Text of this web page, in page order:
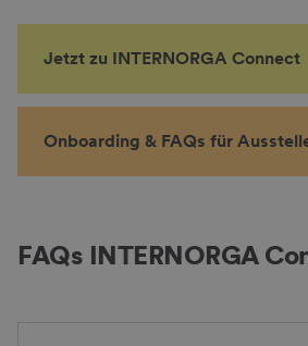
Jetzt zu INTERNORGA Connect
Onboarding & FAQs für
FAQs INTERNORGA